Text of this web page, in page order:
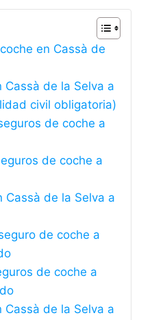
en Cassà de
Cassà de la Selva a
civil obligatoria)
de coche a
de coche a
Cassà de la Selva a
de coche a
de coche a
Cassà de la Selva a